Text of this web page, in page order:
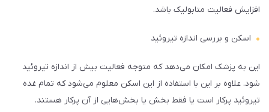
افزایش فعالیت متابولیک باشد.
اسکن و بررسی اندازه تیروئید
این به پزشک امکان می‌دهد که متوجه فعالیت بیش از اندازه تیروئید
شود. علاوه بر این با استفاده از این اسکن معلوم می‌شود که تمام غده
تیروئید پرکار است یا فقط بخش یا بخش‌هایی از آن پرکار هستند.